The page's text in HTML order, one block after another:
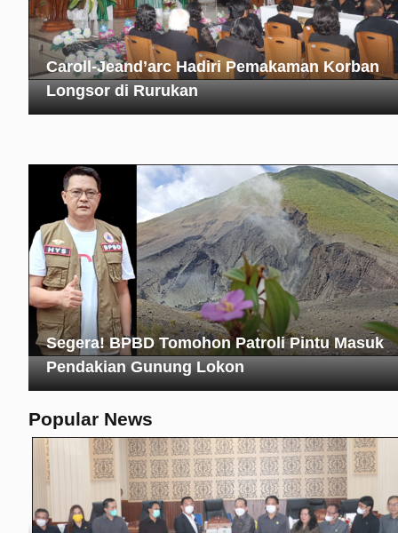
Popular News
Caroll-Jeand’arc Hadiri Pemakaman Korban
Longsor di Rurukan
Segera! BPBD Tomohon Patroli Pintu Masuk
Pendakian Gunung Lokon